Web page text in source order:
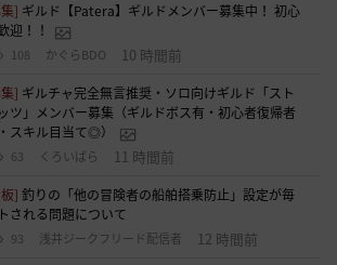
] ギルド【Patera】ギルドメンバー募集中！ 初心
迎！！
108 かぐらBDO 10 時間前
] ギルチャ完全無言推奨・ソロ向けギルド「スト
ツ」メンバー募集（ギルドボス有・初心者復帰者
スキル目当て◎）
63 くろいばら 11 時間前
板]釣りの「他の冒険者の船舶搭乗防止」設定が毎
される問題について
93 浅井ジークフリード配信者 12 時間前